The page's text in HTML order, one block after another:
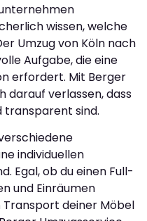
wissen, welche
Umzug von Köln nach
Aufgabe, die eine
erfordert. Mit Berger
darauf verlassen, dass
transparent sind.
individuellen
Egal, ob du einen Full-
und Einräumen
deiner Möbel